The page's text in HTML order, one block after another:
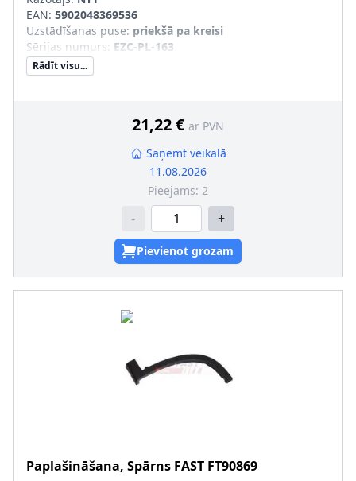
EAN: 5902048369536
Uzstādīšanas puse: priekšā pa kreisi
Sērijas numurs: EZC-PL-163
Rādīt visu...
21,22 € ar PVN
Saņemt veikalā
11.08.2026
Pieejams: 2
- +
Pievienot grozam
Paplašināšana, Spārns FAST FT90869